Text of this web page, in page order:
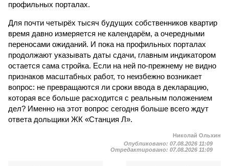
профильных порталах.
Для почти четырёх тысяч будущих собственников квартир
время давно измеряется не календарём, а очередными
переносами ожиданий. И пока на профильных порталах
продолжают указывать даты сдачи, главным индикатором
остается сама стройка. Если на ней по-прежнему не видно
признаков масштабных работ, то неизбежно возникает
вопрос: не превращаются ли сроки ввода в декларацию,
которая все больше расходится с реальным положением
дел? Именно на этот вопрос сегодня больше всего ждут
ответа дольщики ЖК «Станция Л».
Николай Ольхин
Опубликовано: 07.08.2026 11:09
Отредактировано: 07.08.2026 11:09